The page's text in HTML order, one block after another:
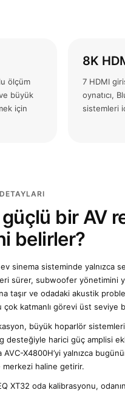
ölçüm
büyük
için
8K
7 HDMI
oynatıcı,
sistemleri
bir AV
belirler?
sinema sisteminde yalnızca
sürer, subwoofer yönetimini
taşır ve odadaki akustik
çok katmanlı görevi üst seviye
büyük hoparlör
desteğiyle harici güç amplisi
AVC-X4800H’yi yalnızca
haline getirir.
XT32 oda kalibrasyonu,